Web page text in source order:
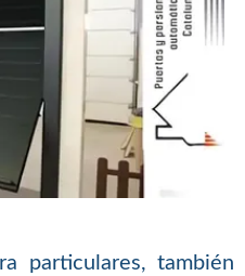
particulares, también